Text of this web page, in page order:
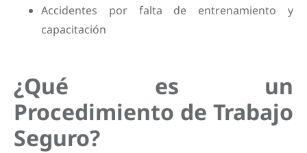
Accidentes por falta de entrenamiento y
capacitación
¿Qué es un
Procedimiento de Trabajo
Seguro?